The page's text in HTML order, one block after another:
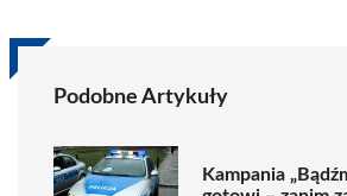
Podobne Artykuły
Kampania